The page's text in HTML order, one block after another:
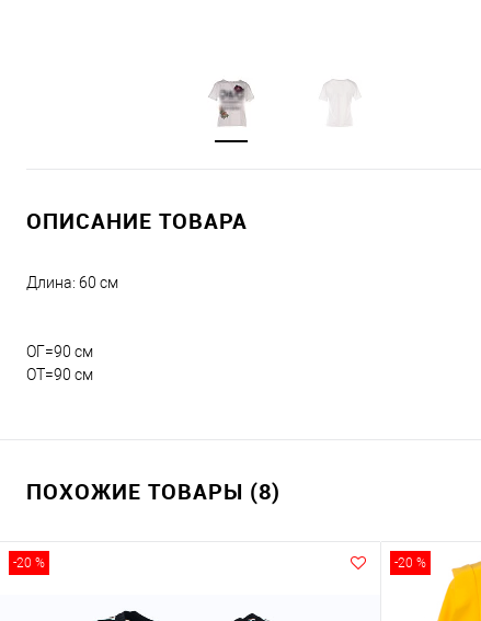
ОПИСАНИЕ ТОВАРА
Длина: 60 см
ОГ=90 см
​ОТ=90 см
ПОХОЖИЕ ТОВАРЫ (8)
-20 % -20 %